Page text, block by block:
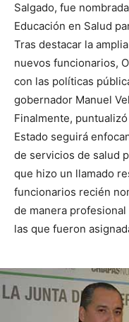
Salgado, fue
Educación en Salud
Tras destacar la
nuevos funcionarios,
con las políticas
gobernador Manuel
Finalmente,
Estado seguirá
de servicios de salud
que hizo un llamado
funcionarios recién
de manera
las que fueron